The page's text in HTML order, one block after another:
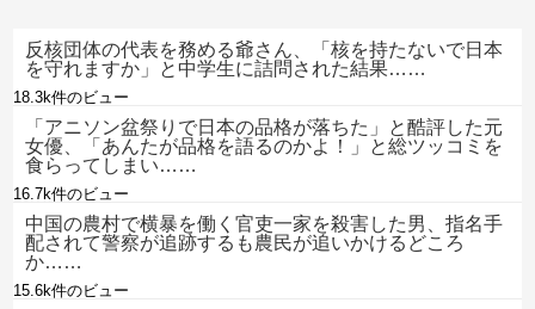
反核団体の代表を務める爺さん、「核を持たないで日本
を守れますか」と中学生に詰問された結果……
18.3k件のビュー
「アニソン盆祭りで日本の品格が落ちた」と酷評した元
女優、「あんたが品格を語るのかよ！」と総ツッコミを
食らってしまい……
16.7k件のビュー
中国の農村で横暴を働く官吏一家を殺害した男、指名手
配されて警察が追跡するも農民が追いかけるどころ
か……
15.6k件のビュー